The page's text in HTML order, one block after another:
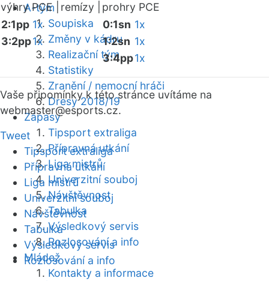
A-tým
Soupiska
Změny v kádru
Realizační tým
Statistiky
Zranění / nemocní hráči
Dresy 2018/19
Zápasy
Tipsport extraliga
Přípravná utkání
Liga mistrů
Univerzitní souboj
Návštěvnost
Tabulka
Výsledkový servis
Rozlosování a info
Mládež
Kontakty a informace
výhry PCE | remízy |
prohry PCE
2:1pp 1x
3:2pp1x
0:1sn 1x
1:2sn 1x
3:4pp1x
Vaše připomínky k této stránce uvítáme na
webmaster@esports.cz.
Tweet
Tipsport extraliga
Přípravná utkání
Liga mistrů
Univerzitní souboj
Návštěvnost
Tabulka
Výsledkový servis
Rozlosování a info